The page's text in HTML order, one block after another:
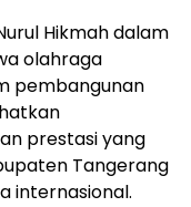
Hikmah dalam
olahraga
pembangunan
prestasi yang
Tangerang
internasional.